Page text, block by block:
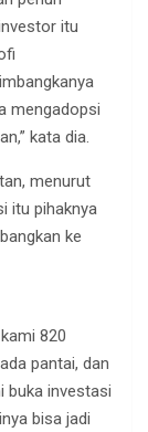
itu
mengadopsi
kata dia.
menurut
itu pihaknya
ke
820
pantai, dan
buka investasi
bisa jadi